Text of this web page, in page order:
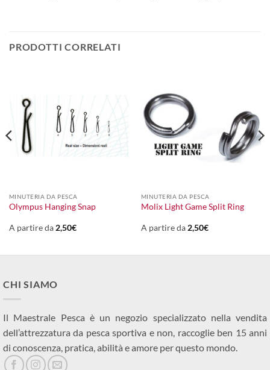
PRODOTTI CORRELATI
MINUTERIA DA PESCA
Olympus Hanging Snap
A partire da 2,50€
MINUTERIA DA PESCA
Molix Light Game Split Ring
A partire da 2,50€
CHI SIAMO
Il Maestrale Pesca è un negozio specializzato nella vendita
dell’attrezzatura da pesca sportiva e non, raccoglie ben 15 anni
di conoscenza, pratica, abilità e amore per questo mondo.